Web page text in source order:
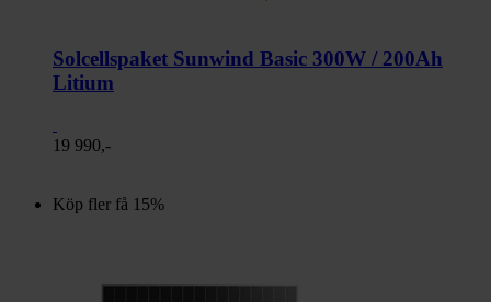
Solcellspaket Sunwind Basic 300W / 200Ah
Litium
19 990,-
Köp fler få 15%